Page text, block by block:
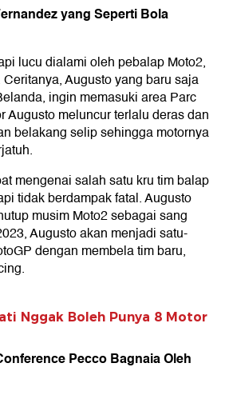
yang Seperti Bola
lucu dialami oleh pebalap Moto2,
Augusto yang baru saja
ingin memasuki area Parc
Augusto meluncur terlalu deras dan
belakang selip sehingga motornya
mengenai salah satu kru tim balap
tidak berdampak fatal. Augusto
musim Moto2 sebagai sang
Augusto akan menjadi satu-
dengan membela tim baru,
Nggak Boleh Punya 8 Motor
Pecco Bagnaia Oleh